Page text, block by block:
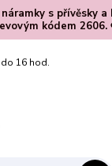
s přívěsky a
kódem
16 hod.